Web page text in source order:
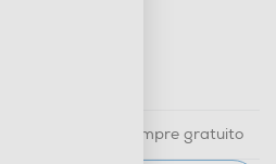
in 30 minuti e sempre gratuito